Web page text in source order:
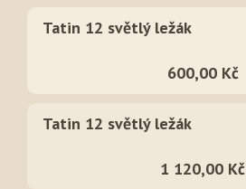
Tatin 12 světlý ležák
600,00 Kč
Tatin 12 světlý ležák
1 120,00 Kč